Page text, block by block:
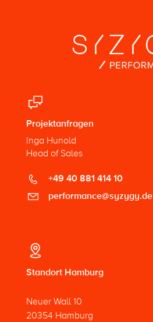
Projektanfragen
Inga Hunold
Head of Sales
+49 40 881 414 10
performance@syzygy.de
Standort Hamburg
Neuer Wall 10
20354 Hamburg